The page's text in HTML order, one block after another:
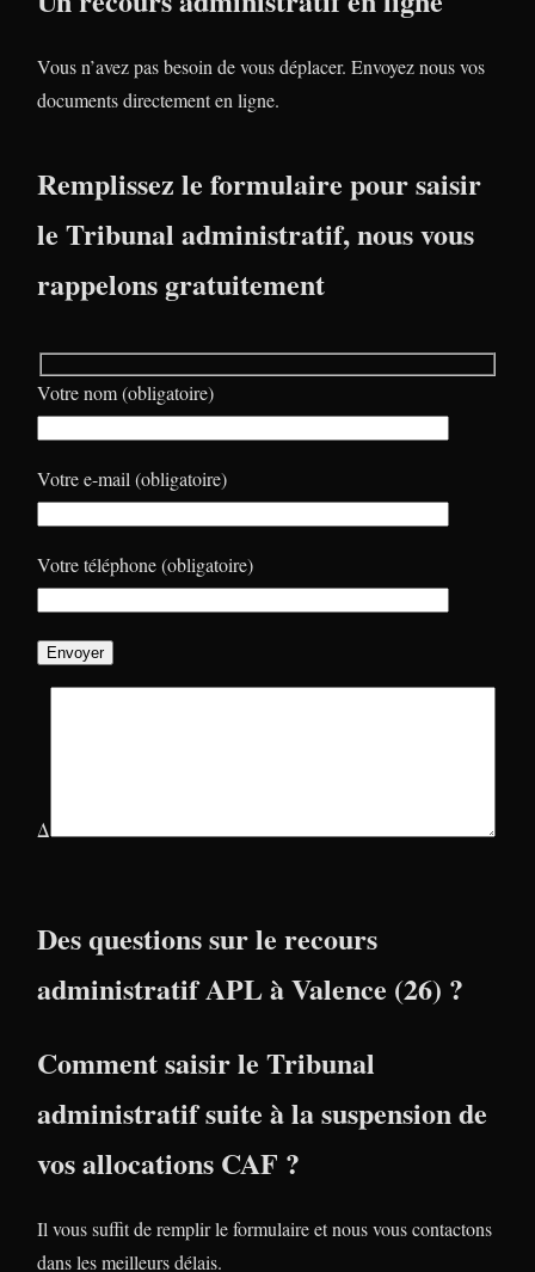
Vous n’avez pas besoin de vous déplacer. Envoyez nous vos
documents directement en ligne.
Remplissez le formulaire pour saisir
le Tribunal administratif, nous vous
rappelons gratuitement
Votre nom (obligatoire)
Votre e-mail (obligatoire)
Votre téléphone (obligatoire)
Δ
Des questions sur le recours
administratif APL à Valence (26) ?
Comment saisir le Tribunal
administratif suite à la suspension de
vos allocations CAF ?
Il vous suffit de remplir le formulaire et nous vous contactons
dans les meilleurs délais.